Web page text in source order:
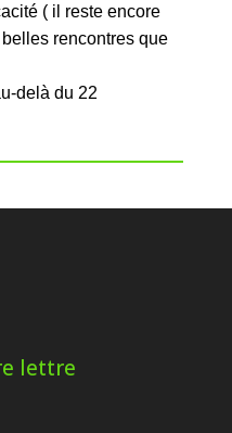
( il reste encore
rencontres que
delà du 22
lettre